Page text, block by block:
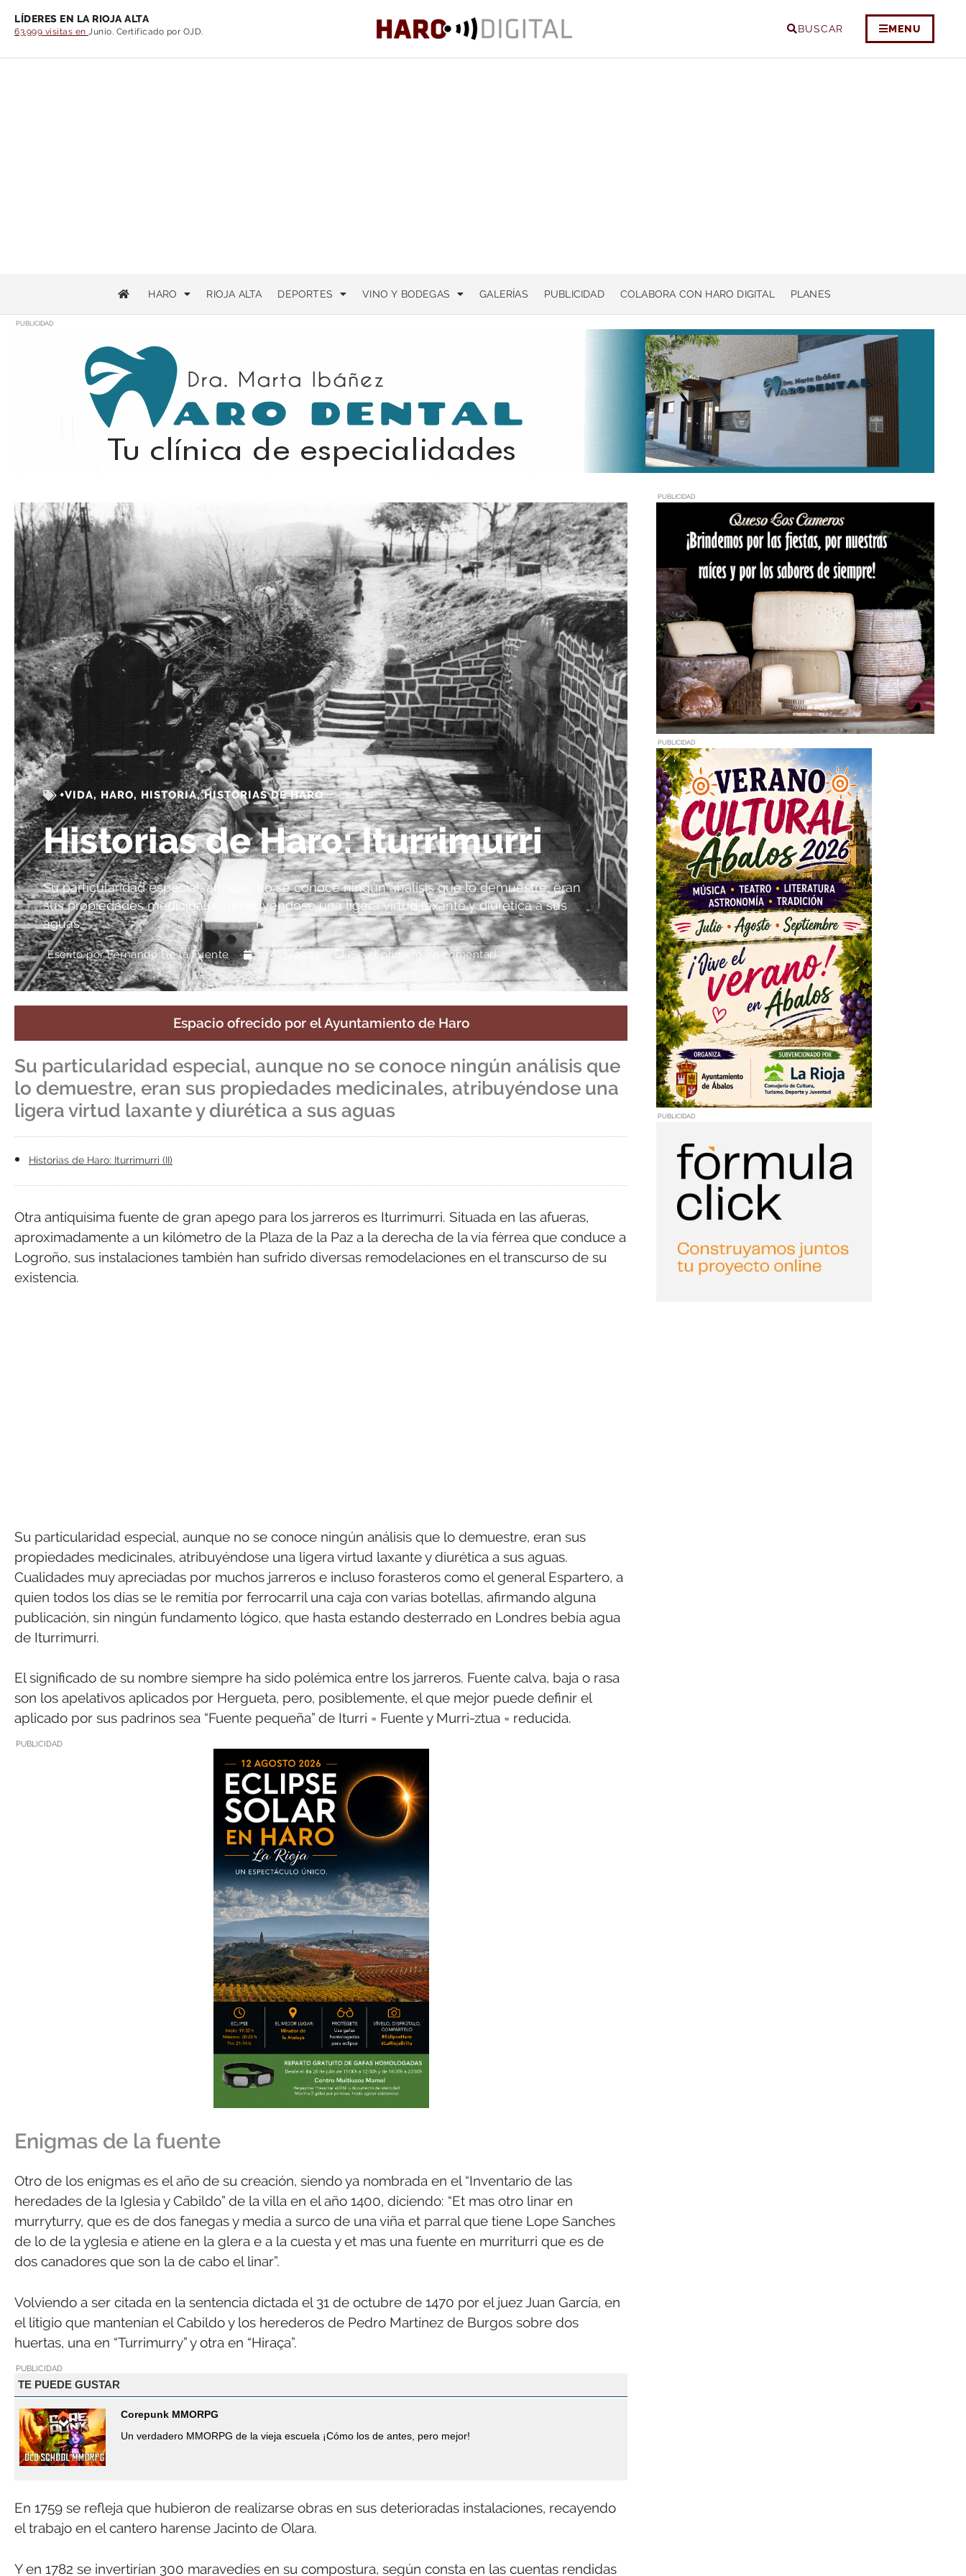
LÍDERES EN LA RIOJA ALTA
63.999 visitas en Junio. Certificado por OJD. BUSCAR MENU
HARO RIOJA ALTA DEPORTES VINO Y BODEGAS GALERÍAS PUBLICIDAD COLABORA CON HARO DIGITAL PLANES
PUBLICIDAD
Estás leyendo : Historias de Haro: Iturrimurri
+VIDA, HARO, HISTORIA,HISTORIAS DE HARO
Historias de Haro: Iturrimurri
Su particularidad especial, aunque no se conoce ningún análisis que lo demuestre, eran
sus propiedades medicinales, atribuyéndose una ligera virtud laxante y diurética a sus
aguas
Escrito porFernando De la Fuente 19/03/2023 ¡Sé el primero en comentar!
Espacio ofrecido por el Ayuntamiento de Haro
Su particularidad especial, aunque no se conoce ningún análisis que
lo demuestre, eran sus propiedades medicinales, atribuyéndose una
ligera virtud laxante y diurética a sus aguas
Historias de Haro: Iturrimurri (II)
Otra antiquísima fuente de gran apego para los jarreros es Iturrimurri. Situada en las afueras,
aproximadamente a un kilómetro de la Plaza de la Paz a la derecha de la vía férrea que conduce a
Logroño, sus instalaciones también han sufrido diversas remodelaciones en el transcurso de su
existencia.
Su particularidad especial, aunque no se conoce ningún análisis que lo demuestre, eran sus
propiedades medicinales, atribuyéndose una ligera virtud laxante y diurética a sus aguas.
Cualidades muy apreciadas por muchos jarreros e incluso forasteros como el general Espartero, a
quien todos los días se le remitía por ferrocarril una caja con varias botellas, afirmando alguna
publicación, sin ningún fundamento lógico, que hasta estando desterrado en Londres bebía agua
de Iturrimurri.
El significado de su nombre siempre ha sido polémica entre los jarreros. Fuente calva, baja o rasa
son los apelativos aplicados por Hergueta, pero, posiblemente, el que mejor puede definir el
aplicado por sus padrinos sea “Fuente pequeña” de Iturri = Fuente y Murri-ztua = reducida.
PUBLICIDAD
Enigmas de la fuente
Otro de los enigmas es el año de su creación, siendo ya nombrada en el “Inventario de las
heredades de la Iglesia y Cabildo” de la villa en el año 1400, diciendo: “Et mas otro linar en
murryturry, que es de dos fanegas y media a surco de una viña et parral que tiene Lope Sanches
de lo de la yglesia e atiene en la glera e a la cuesta y et mas una fuente en murriturri que es de
dos canadores que son la de cabo el linar”.
Volviendo a ser citada en la sentencia dictada el 31 de octubre de 1470 por el juez Juan García, en
el litigio que mantenían el Cabildo y los herederos de Pedro Martínez de Burgos sobre dos
huertas, una en “Turrimurry” y otra en “Hiraça”.
PUBLICIDAD
TE PUEDE GUSTAR
Corepunk MMORPG
Un verdadero MMORPG de la vieja escuela ¡Cómo los de antes, pero mejor!
En 1759 se refleja que hubieron de realizarse obras en sus deterioradas instalaciones, recayendo
el trabajo en el cantero harense Jacinto de Olara.
Y en 1782 se invertirían 300 maravedíes en su compostura, según consta en las cuentas rendidas
PUBLICIDAD
PUBLICIDAD
PUBLICIDAD